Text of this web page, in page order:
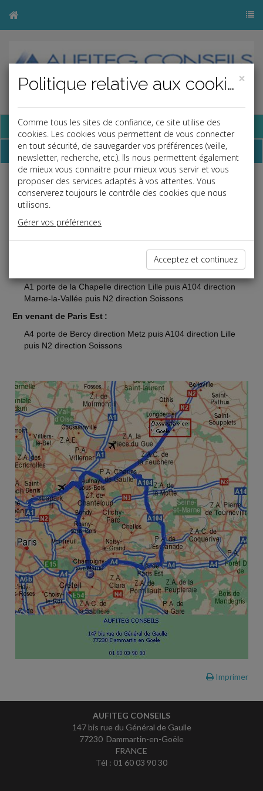
Base documentaire
Nos coordonnées
Vous trouverez ci-joint le plan d'accès à nos Bureaux :
AUFITEG CONSEILS
147 bis rue du Général de Gaulle
77230 Dammartin-en-Goële
A1 porte de la Chapelle direction Lille puis A104 direction
Marne-la-Vallée puis N2 direction Soissons
En venant de Paris Est :
A4 porte de Bercy direction Metz puis A104 direction Lille
puis N2 direction Soissons
Imprimer
AUFITEG CONSEILS
147 bis rue du Général de Gaulle
77230 Dammartin-en-Goële
FRANCE
Tél : 01 60 03 90 30
×
Politique relative aux cookies
Comme tous les sites de confiance, ce site utilise des
cookies. Les cookies vous permettent de vous connecter
en tout sécurité, de sauvegarder vos préférences (veille,
newsletter, recherche, etc.). Ils nous permettent également
de mieux vous connaitre pour mieux vous servir et vous
proposer des services adaptés à vos attentes. Vous
conserverez toujours le contrôle des cookies que nous
utilisons.
Gérer vos préférences
Acceptez et continuez